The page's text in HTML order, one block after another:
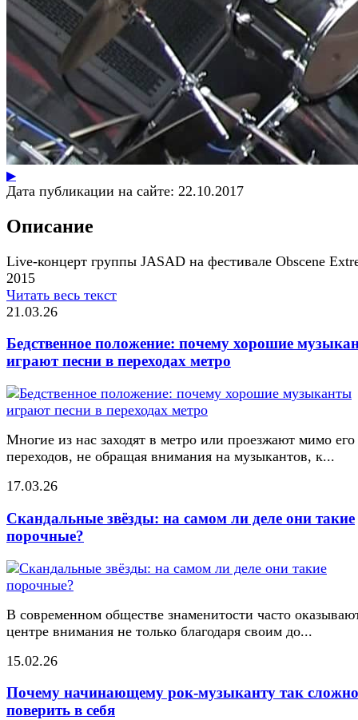
▶
Дата публикации на сайте: 22.10.2017
Описание
Live-концерт группы JASAD на фестивале Obscene
2015
Читать весь текст
21.03.26
Бедственное положение: почему хорошие
играют песни в переходах метро
Многие из нас заходят в метро или проезжают мимо его
переходов, не обращая внимания на музыкантов, к...
17.03.26
Скандальные звёзды: на самом ли деле они такие
порочные?
В современном обществе знаменитости часто
центре внимания не только благодаря своим до...
15.02.26
Почему начинающему рок-музыканту так сложно
поверить в себя